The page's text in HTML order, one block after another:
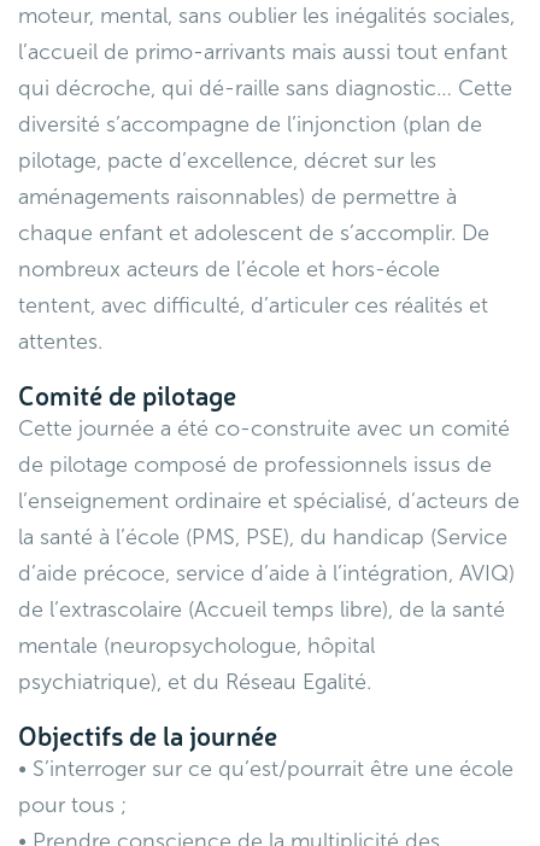
moteur, mental, sans oublier les inégalités sociales,
l’accueil de primo-arrivants mais aussi tout enfant
qui décroche, qui dé-raille sans diagnostic… Cette
diversité s’accompagne de l’injonction (plan de
pilotage, pacte d’excellence, décret sur les
aménagements raisonnables) de permettre à
chaque enfant et adolescent de s’accomplir. De
nombreux acteurs de l’école et hors-école
tentent, avec difficulté, d’articuler ces réalités et
attentes.
Comité de pilotage
Cette journée a été co-construite avec un comité
de pilotage composé de professionnels issus de
l’enseignement ordinaire et spécialisé, d’acteurs de
la santé à l’école (PMS, PSE), du handicap (Service
d’aide précoce, service d’aide à l’intégration, AVIQ)
de l’extrascolaire (Accueil temps libre), de la santé
mentale (neuropsychologue, hôpital
psychiatrique), et du Réseau Egalité.
Objectifs de la journée
• S’interroger sur ce qu’est/pourrait être une école
pour tous ;